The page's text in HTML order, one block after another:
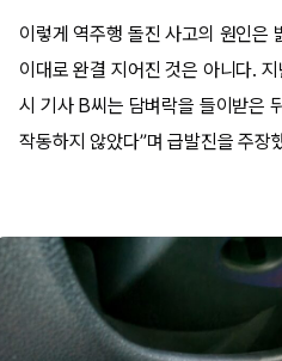
이렇게 역주행 돌진 사고의 원인은
이대로 완결 지어진 것은 아니다.
시 기사 B씨는 담벼락을 들이받은
작동하지 않았다”며 급발진을 주장